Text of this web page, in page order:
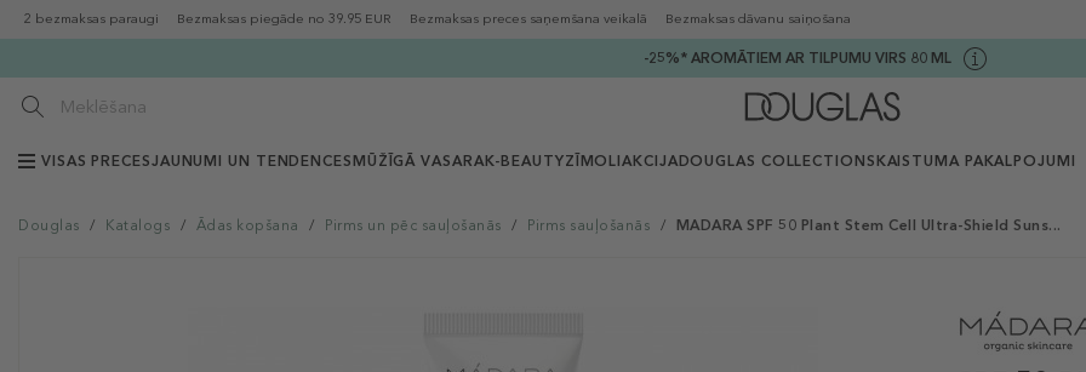
2 bezmaksas paraugi Bezmaksas piegāde no 39.95 EUR Bezmaksas preces saņemšana veikalā Bezmaksas dāvanu saiņošana
-25%* AROMĀTIEM AR TILPUMU VIRS 80 ML
VISAS PRECESJAUNUMI UN TENDENCES MŪŽĪGĀ VASARAK-BEAUTYZĪMOLIAKCIJADOUGLAS COLLECTION SKAISTUMA PAKALPOJUMI
Douglas / Katalogs / Ādas kopšana / Pirms un pēc sauļošanās / Pirms sauļošanās / MADARA SPF 50 Plant Stem Cell Ultra-Shield Suns...